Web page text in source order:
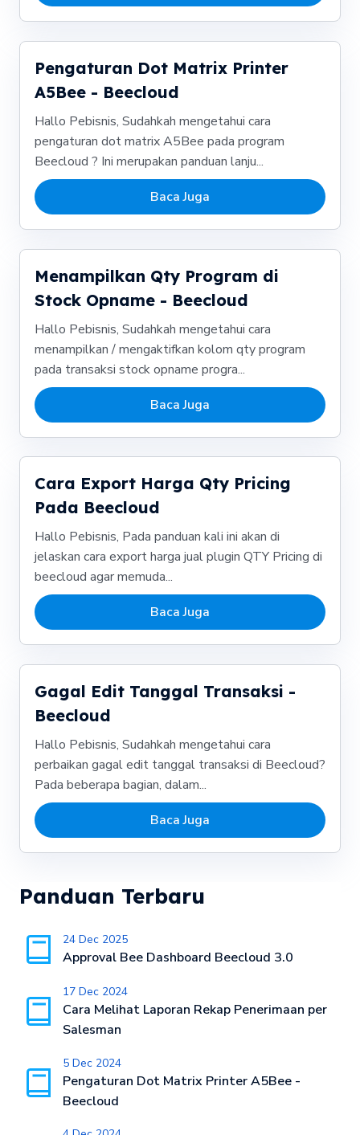
Pengaturan Dot Matrix Printer
A5Bee - Beecloud
Hallo Pebisnis, Sudahkah mengetahui cara
pengaturan dot matrix A5Bee pada program
Beecloud ? Ini merupakan panduan lanju...
Baca Juga
Menampilkan Qty Program di
Stock Opname - Beecloud
Hallo Pebisnis, Sudahkah mengetahui cara
menampilkan / mengaktifkan kolom qty program
pada transaksi stock opname progra...
Baca Juga
Cara Export Harga Qty Pricing
Pada Beecloud
Hallo Pebisnis, Pada panduan kali ini akan di
jelaskan cara export harga jual plugin QTY Pricing di
beecloud agar memuda...
Baca Juga
Gagal Edit Tanggal Transaksi -
Beecloud
Hallo Pebisnis, Sudahkah mengetahui cara
perbaikan gagal edit tanggal transaksi di Beecloud?
Pada beberapa bagian, dalam...
Baca Juga
Panduan Terbaru
24 Dec 2025
Approval Bee Dashboard Beecloud 3.0
17 Dec 2024
Cara Melihat Laporan Rekap Penerimaan per
Salesman
5 Dec 2024
Pengaturan Dot Matrix Printer A5Bee -
Beecloud